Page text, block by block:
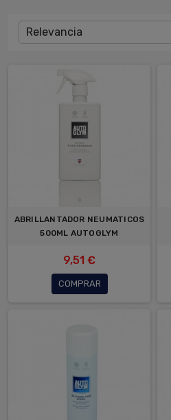
Relevancia
ABRILLANTADOR NEUMATICOS
500ML AUTOGLYM
9,51 €
COMPRAR